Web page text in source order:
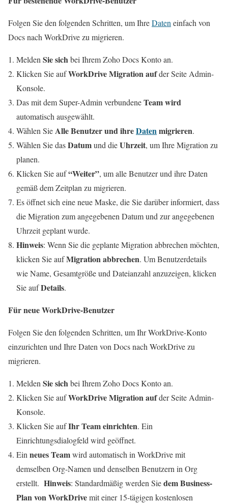
Folgen Sie den folgenden Schritten, um IhreDateneinfach von
Docs nach WorkDrive zu migrieren.
MeldenSie sichbei Ihrem Zoho Docs Konto an.
Klicken Sie aufWorkDrive Migration aufder Seite Admin-
Konsole.
Das mit dem Super-Admin verbundeneTeam wird
automatisch ausgewählt.
Wählen SieAlle Benutzer und ihreDatenmigrieren.
Wählen Sie dasDatumund dieUhrzeit, um Ihre Migration zu
planen.
Klicken Sie auf“Weiter”, um alle Benutzer und ihre Daten
gemäß dem Zeitplan zu migrieren.
Es öffnet sich eine neue Maske, die Sie darüber informiert, dass
die Migration zum angegebenen Datum und zur angegebenen
Uhrzeit geplant wurde.
Hinweis: Wenn Sie die geplante Migration abbrechen möchten,
klicken Sie aufMigration abbrechen. Um Benutzerdetails
wie Name, Gesamtgröße und Dateianzahl anzuzeigen, klicken
Sie aufDetails.
Für neue WorkDrive-Benutzer
Folgen Sie den folgenden Schritten, um Ihr WorkDrive-Konto
einzurichten und Ihre Daten von Docs nach WorkDrive zu
migrieren.
MeldenSie sichbei Ihrem Zoho Docs Konto an.
Klicken Sie aufWorkDrive Migration aufder Seite Admin-
Konsole.
Klicken Sie aufIhr Team einrichten. Ein
Einrichtungsdialogfeld wird geöffnet.
Einneues Teamwird automatisch in WorkDrive mit
demselben Org-Namen und denselben Benutzern in Org
erstellt. Hinweis: Standardmäßig werden Siedem Business-
Plan von WorkDrivemit einer 15-tägigen kostenlosen